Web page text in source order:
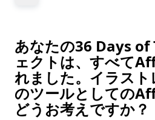
あなたの36 Days of
ェクトは、すべて
れました。イラス
のツールとしての
どうお考えですか？